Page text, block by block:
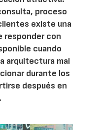
proceso
existe una
responder con
cuando
arquitectura mal
durante los
después en